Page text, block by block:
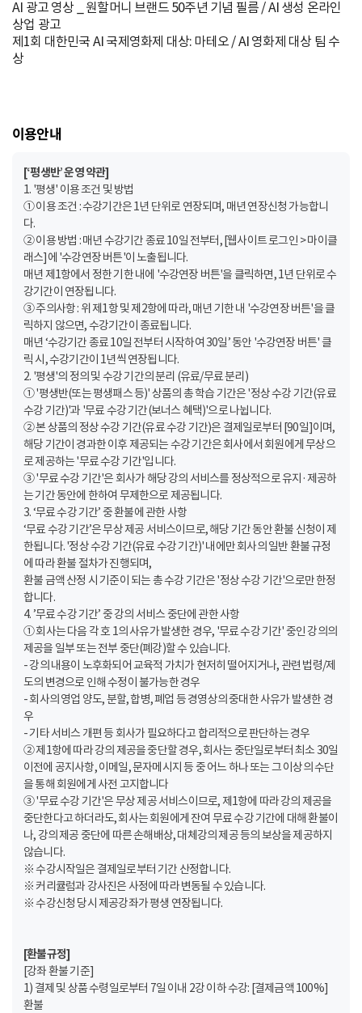
AI 광고 영상 _ 원할머니 브랜드 50주년 기념 필름 / AI 생성 온라인
상업 광고
제1회 대한민국 AI 국제영화제 대상: 마테오 / AI 영화제 대상 팀 수
상
이용안내
[‘평생반’ 운영 약관]
1. '평생' 이용 조건 및 방법
① 이용 조건 : 수강기간은 1년 단위로 연장되며, 매년 연장신청 가능합니
다.
② 이용 방법 : 매년 수강기간 종료 10일 전부터, [웹사이트 로그인 > 마이클
래스]에 '수강연장 버튼'이 노출됩니다.
매년 제1항에서 정한 기한 내에 '수강연장 버튼'을 클릭하면, 1년 단위로 수
강기간이 연장됩니다.
③ 주의사항 : 위 제1항 및 제2항에 따라, 매년 기한 내 '수강연장 버튼'을 클
릭하지 않으면, 수강기간이 종료됩니다.
매년 ‘수강기간 종료 10일 전부터 시작하여 30일’ 동안 '수강연장 버튼' 클
릭 시, 수강기간이 1년씩 연장됩니다.
2. '평생'의 정의 및 수강 기간의 분리 (유료/무료 분리)
① '평생반(또는 평생패스 등)' 상품의 총 학습 기간은 '정상 수강 기간(유료
수강 기간)'과 '무료 수강 기간(보너스 혜택)'으로 나뉩니다.
② 본 상품의 정상 수강 기간(유료 수강 기간)은 결제일로부터 [90일]이며,
해당 기간이 경과한 이후 제공되는 수강 기간은 회사에서 회원에게 무상으
로 제공하는 '무료 수강 기간'입니다.
③ '무료 수강 기간'은 회사가 해당 강의 서비스를 정상적으로 유지·제공하
는 기간 동안에 한하여 무제한으로 제공됩니다.
3. ‘무료 수강 기간’ 중 환불에 관한 사항
‘무료 수강 기간’은 무상 제공 서비스이므로, 해당 기간 동안 환불 신청이 제
한됩니다. '정상 수강 기간(유료 수강 기간)' 내에만 회사의 일반 환불 규정
에 따라 환불 절차가 진행되며,
환불 금액 산정 시 기준이 되는 총 수강 기간은 '정상 수강 기간'으로만 한정
합니다.
4. ’무료 수강 기간’ 중 강의 서비스 중단에 관한 사항
① 회사는 다음 각 호 1의 사유가 발생한 경우, '무료 수강 기간' 중인 강의의
제공을 일부 또는 전부 중단(폐강)할 수 있습니다.
- 강의 내용이 노후화되어 교육적 가치가 현저히 떨어지거나, 관련 법령/제
도의 변경으로 인해 수정이 불가능한 경우
- 회사의 영업 양도, 분할, 합병, 폐업 등 경영상의 중대한 사유가 발생한 경
우
- 기타 서비스 개편 등 회사가 필요하다고 합리적으로 판단하는 경우
② 제1항에 따라 강의 제공을 중단할 경우, 회사는 중단일로부터 최소 30일
이전에 공지사항, 이메일, 문자메시지 등 중 어느 하나 또는 그 이상의 수단
을 통해 회원에게 사전 고지합니다
③ '무료 수강 기간'은 무상 제공 서비스이므로, 제1항에 따라 강의 제공을
중단한다고 하더라도, 회사는 회원에게 잔여 무료 수강 기간에 대해 환불이
나, 강의 제공 중단에 따른 손해배상, 대체강의 제공 등의 보상을 제공하지
않습니다.
※ 수강시작일은 결제일로부터 기간 산정합니다.
※ 커리큘럼과 강사진은 사정에 따라 변동될 수 있습니다.
※ 수강신청 당시 제공강좌가 평생 연장됩니다.
[환불규정]
[강좌 환불 기준]
1) 결제 및 상품 수령일로부터 7일 이내 2강 이하 수강: [결제금액 100%]
환불